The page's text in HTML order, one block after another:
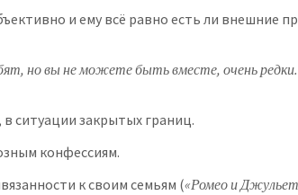
и ему всё равно есть ли внешние
но вы не можете быть вместе, очень
ситуации закрытых границ.
конфессиям.
к своим семьям («Ромео и